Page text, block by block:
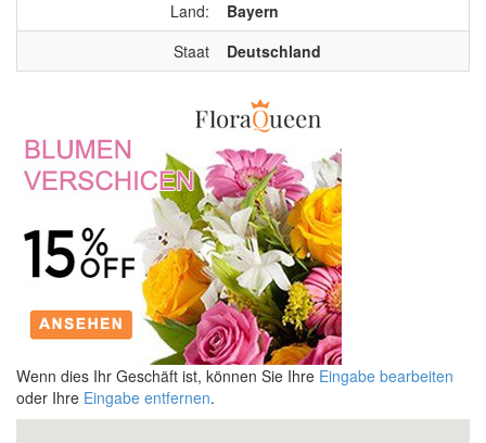
Land:
Bayern
Staat
Deutschland
Wenn dies Ihr Geschäft ist, können Sie Ihre Eingabe bearbeiten
oder Ihre Eingabe entfernen.